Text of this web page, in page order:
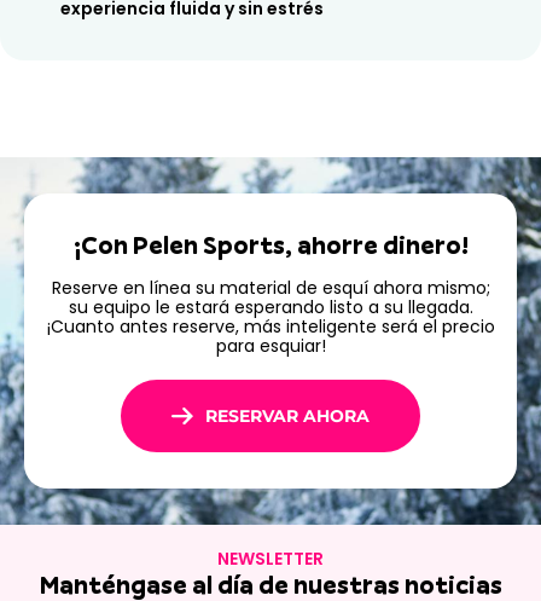
experiencia fluida y sin estrés
¡Con Pelen Sports, ahorre dinero!
Reserve en línea su material de esquí ahora mismo;
su equipo le estará esperando listo a su llegada.
¡Cuanto antes reserve, más inteligente será el precio
para esquiar!
RESERVAR AHORA
NEWSLETTER
Manténgase al día de nuestras noticias